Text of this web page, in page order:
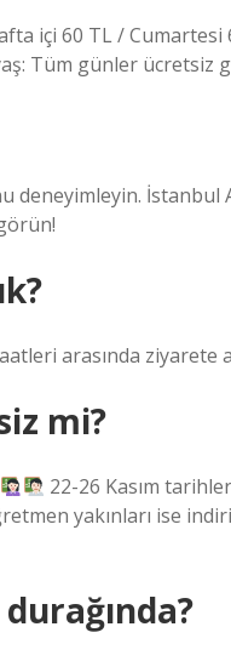
içi 60 TL / Cumartesi
Tüm günler ücretsiz
deneyimleyin. İstanbul
arasında ziyarete
mi?
22-26 Kasım
yakınları ise